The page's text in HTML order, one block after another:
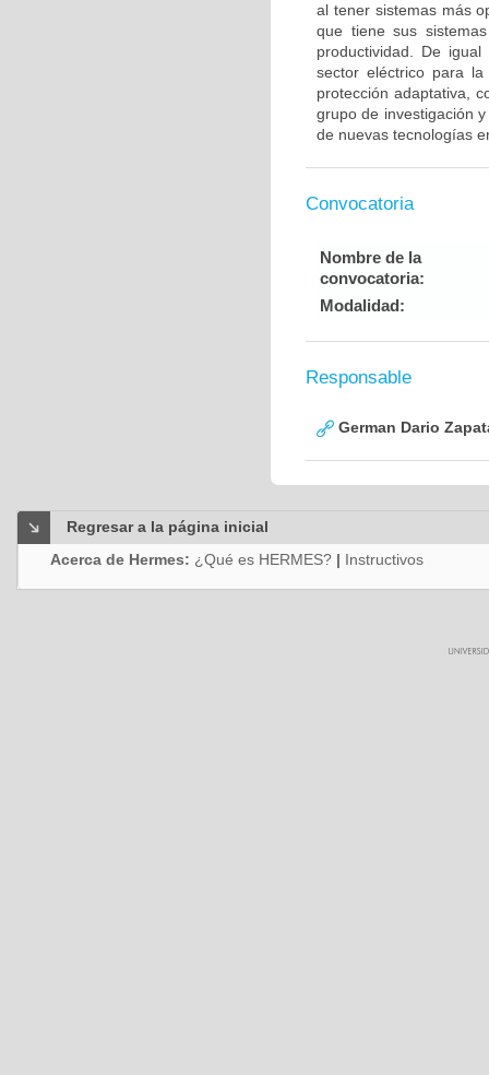
al tener sistemas más
que tiene sus
productividad. De
sector eléctrico para
protección adaptativa,
grupo de investigación
de nuevas tecnologías
Convocatoria
Nombre de la
convocatoria:
Modalidad:
Responsable
German Dario
Regresar a la página inicial
Acerca de Hermes: ¿Qué es HERMES? | Instructivos